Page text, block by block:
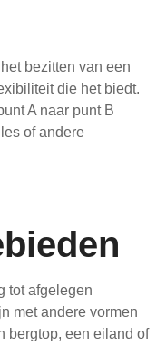
bezitten van een
die het biedt.
A naar punt B
of andere
tot afgelegen
met andere vormen
bergtop, een eiland of